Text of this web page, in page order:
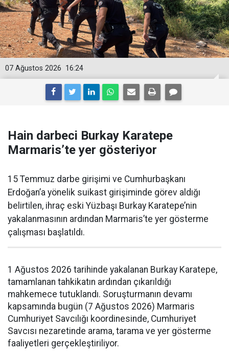
16:24
07 Ağustos 2026
Hain darbeci Burkay Karatepe
Marmaris’te yer gösteriyor
15 Temmuz darbe girişimi ve Cumhurbaşkanı
Erdoğan’a yönelik suikast girişiminde görev aldığı
belirtilen, ihraç eski Yüzbaşı Burkay Karatepe’nin
yakalanmasının ardından Marmaris’te yer gösterme
çalışması başlatıldı.
1 Ağustos 2026 tarihinde yakalanan Burkay Karatepe,
tamamlanan tahkikatın ardından çıkarıldığı
mahkemece tutuklandı. Soruşturmanın devamı
kapsamında bugün (7 Ağustos 2026) Marmaris
Cumhuriyet Savcılığı koordinesinde, Cumhuriyet
Savcısı nezaretinde arama, tarama ve yer gösterme
faaliyetleri gerçekleştiriliyor.